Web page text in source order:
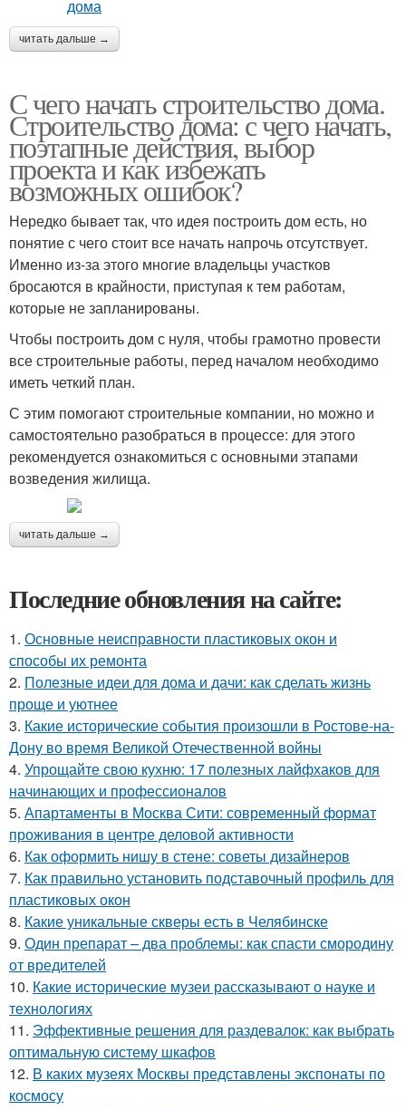
читать дальше →
С чего начать строительство дома.
Строительство дома: с чего начать,
поэтапные действия, выбор
проекта и как избежать
возможных ошибок?
Нередко бывает так, что идея построить дом есть, но
понятие с чего стоит все начать напрочь отсутствует.
Именно из-за этого многие владельцы участков
бросаются в крайности, приступая к тем работам,
которые не запланированы.
Чтобы построить дом с нуля, чтобы грамотно провести
все строительные работы, перед началом необходимо
иметь четкий план.
С этим помогают строительные компании, но можно и
самостоятельно разобраться в процессе: для этого
рекомендуется ознакомиться с основными этапами
возведения жилища.
читать дальше →
Последние обновления на сайте:
1. Основные неисправности пластиковых окон и
способы их ремонта
2. Полезные идеи для дома и дачи: как сделать жизнь
проще и уютнее
3. Какие исторические события произошли в Ростове-на-
Дону во время Великой Отечественной войны
4. Упрощайте свою кухню: 17 полезных лайфхаков для
начинающих и профессионалов
5. Апартаменты в Москва Сити: современный формат
проживания в центре деловой активности
6. Как оформить нишу в стене: советы дизайнеров
7. Как правильно установить подставочный профиль для
пластиковых окон
8. Какие уникальные скверы есть в Челябинске
9. Один препарат – два проблемы: как спасти смородину
от вредителей
10. Какие исторические музеи рассказывают о науке и
технологиях
11. Эффективные решения для раздевалок: как выбрать
оптимальную систему шкафов
12. В каких музеях Москвы представлены экспонаты по
космосу